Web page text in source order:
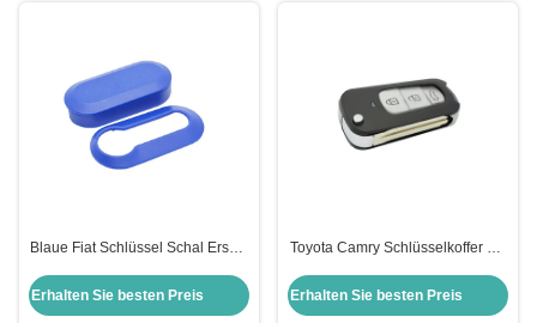
Blaue Fiat Schlüssel Schal Ersatz
Schlüssel Schal Schutz 2pcs
Erhalten Sie besten Preis
Toyota Camry Schlüsselkoffer mit
Schale-Flip-Schlüsselkoffer für T-
Erhalten Sie besten Preis